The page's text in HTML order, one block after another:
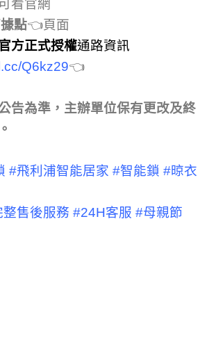
看官網
點👈頁面
方正式授權通路資訊
Q6kz29👈
告為準，主辦單位保有更改及終
#飛利浦智能居家 #智能鎖 #晾衣
整售後服務 #24H客服 #母親節